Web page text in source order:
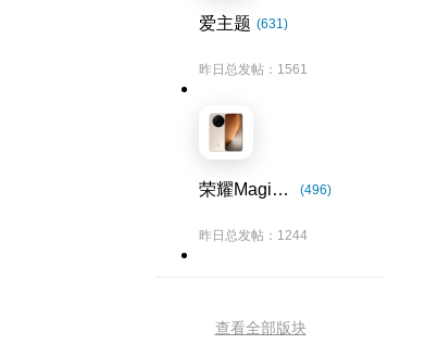
爱主题 (631)
昨日总发帖：1561
荣耀Magic8系列 (496)
昨日总发帖：1244
查看全部版块